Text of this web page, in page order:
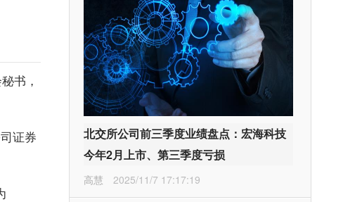
书，
证券
北交所公司前三季度业绩盘点：宏海科技
今年2月上市、第三季度亏损
高慧 2025/11/7 17:17:19